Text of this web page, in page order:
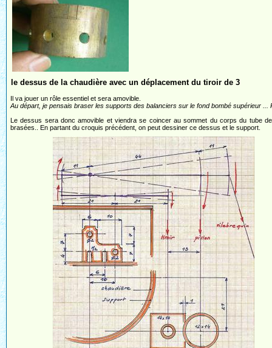
le dessus de la chaudière avec un déplacement du tiroir de 3
Il va jouer un rôle essentiel et sera amovible.
Au départ, je pensais braser les supports des balanciers sur le fond bombé supérieur
Le dessus sera donc amovible et viendra se coincer au sommet du corps du tube
brasées.. En partant du croquis précédent, on peut dessiner ce dessus et le support.